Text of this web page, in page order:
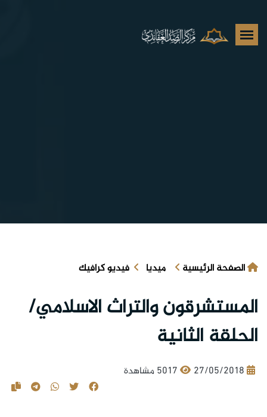
الصفحة الرئيسية ميديا فيديو كرافيك
المستشرقون والتراث الاسلامي/
الحلقة الثانية
27/05/2018 5017 مشاهدة